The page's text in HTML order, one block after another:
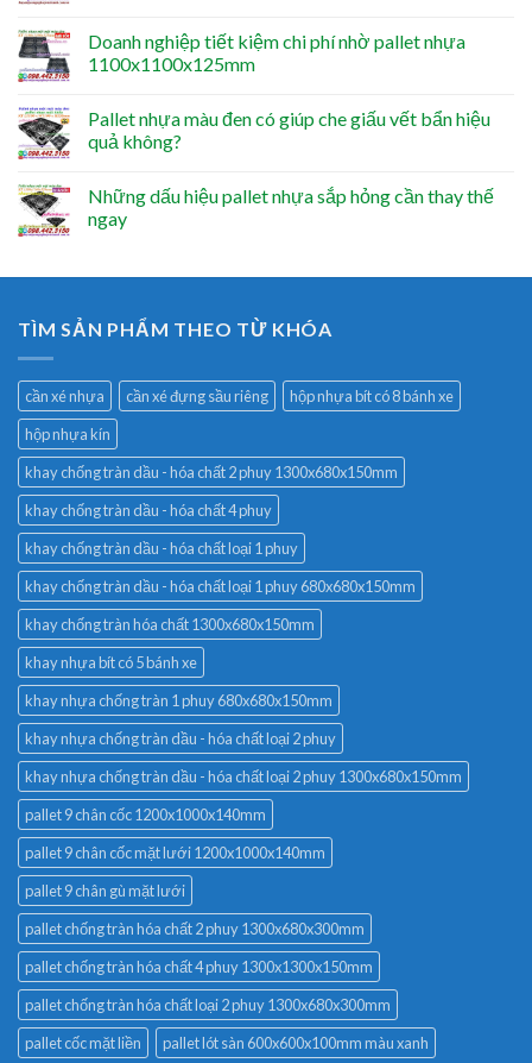
Doanh nghiệp tiết kiệm chi phí nhờ pallet nhựa
1100x1100x125mm
Pallet nhựa màu đen có giúp che giấu vết bẩn hiệu
quả không?
Những dấu hiệu pallet nhựa sắp hỏng cần thay thế
ngay
TÌM SẢN PHẨM THEO TỪ KHÓA
cần xé nhựa cần xé đựng sầu riêng
hộp nhựa bít có 8 bánh xe
hộp nhựa kín
khay chống tràn dầu - hóa chất 2 phuy 1300x680x150mm
khay chống tràn dầu - hóa chất 4 phuy
khay chống tràn dầu - hóa chất loại 1 phuy
khay chống tràn dầu - hóa chất loại 1 phuy 680x680x150mm
khay chống tràn hóa chất 1300x680x150mm
khay nhựa bít có 5 bánh xe
khay nhựa chống tràn 1 phuy 680x680x150mm
khay nhựa chống tràn dầu - hóa chất loại 2 phuy
khay nhựa chống tràn dầu - hóa chất loại 2 phuy 1300x680x150mm
pallet 9 chân cốc 1200x1000x140mm
pallet 9 chân cốc mặt lưới 1200x1000x140mm
pallet 9 chân gù mặt lưới
pallet chống tràn hóa chất 2 phuy 1300x680x300mm
pallet chống tràn hóa chất 4 phuy 1300x1300x150mm
pallet chống tràn hóa chất loại 2 phuy 1300x680x300mm
pallet cốc mặt liền
pallet lót sàn 600x600x100mm màu xanh